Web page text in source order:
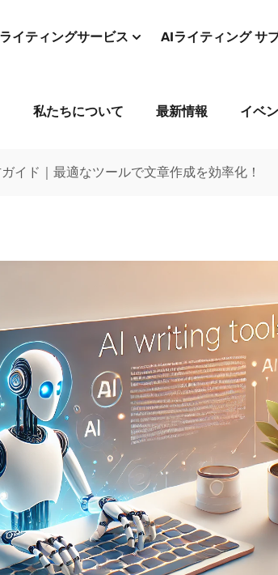
イティングサービス AIライティング サ
私たちについて 最新情報 イベ
イド｜最適なツールで文章作成を効率化！